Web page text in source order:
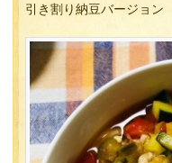
引き割り納豆バージョン